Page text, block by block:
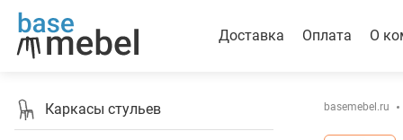
Доставка Оплата О
Каркасы стульев basemebel.ru